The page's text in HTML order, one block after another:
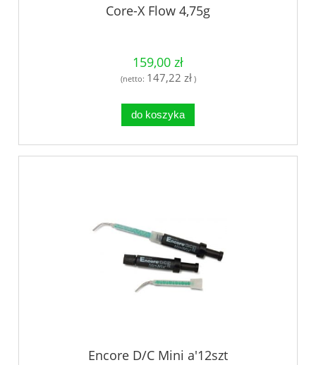
Core-X Flow 4,75g
159,00 zł
(netto: 147,22 zł)
do koszyka
Encore D/C Mini a'12szt